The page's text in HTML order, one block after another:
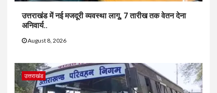
उत्तराखंड में नई मजदूरी व्यवस्था लागू, 7 तारीख तक वेतन देना
अनिवार्य..
August 8, 2026
उत्तराखंड